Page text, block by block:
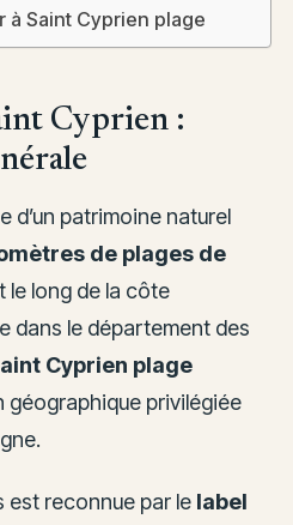
à Saint Cyprien plage
Cyprien :
d’un patrimoine naturel
de plages de
le long de la côte
dans le département des
Cyprien plage
géographique privilégiée
est reconnue par le label